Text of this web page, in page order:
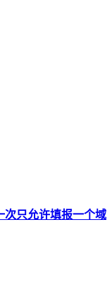
次只允许填报一个域